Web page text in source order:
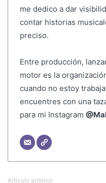
me dedico a dar
contar historias
preciso.
Entre producción,
motor es la
cuando no estoy
encuentres con una
para mi Instagram
Artículo anterior